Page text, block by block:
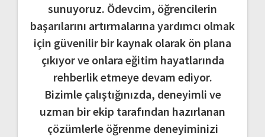
sunuyoruz. Ödevcim, öğrencilerin
başarılarını artırmalarına yardımcı olmak
için güvenilir bir kaynak olarak ön plana
çıkıyor ve onlara eğitim hayatlarında
rehberlik etmeye devam ediyor.
Bizimle çalıştığınızda, deneyimli ve
uzman bir ekip tarafından hazırlanan
çözümlerle öğrenme deneyiminizi